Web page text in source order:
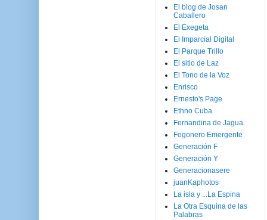
El blog de Josan
Caballero
El Exegeta
El Imparcial Digital
El Parque Trillo
El sitio de Laz
El Tono de la Voz
Enrisco
Ernesto's Page
Ethno Cuba
Fernandina de Jagua
Fogonero Emergente
Generación F
Generación Y
Generacionasere
juanKaphotos
La isla y ...La Espina
La Otra Esquina de las
Palabras